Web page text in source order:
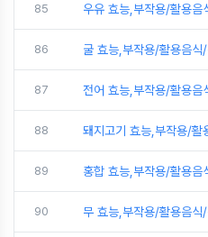
85 우유 효능,부작용/활용음
86 굴 효능,부작용/활용음식
87 전어 효능,부작용/활용음
88 돼지고기 효능,부작용/활
89 홍합 효능,부작용/활용음
90 무 효능,부작용/활용음식